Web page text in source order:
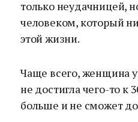
только неудачницей,
человеком, который
этой жизни.
Чаще всего, женщина
не достигла чего-то к
больше и не сможет